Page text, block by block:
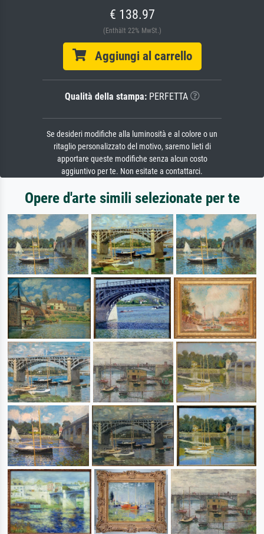
€ 138.97
(Enthält 22% MwSt.)
Aggiungi al carrello
Qualità della stampa:PERFETTA
Se desideri modifiche alla luminosità e al colore o un
ritaglio personalizzato del motivo, saremo lieti di
apportare queste modifiche senza alcun costo
aggiuntivo per te. Non esitate a contattarci.
Opere d'arte simili selezionate per te